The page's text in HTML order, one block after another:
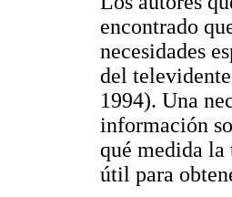
encontrado
necesidades
del
1994). Una
información
qué medida la
útil para